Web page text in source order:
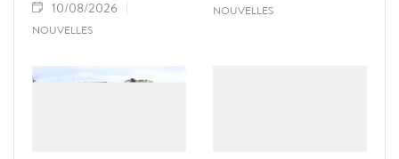
10/08/2026
NOUVELLES
NOUVELLES